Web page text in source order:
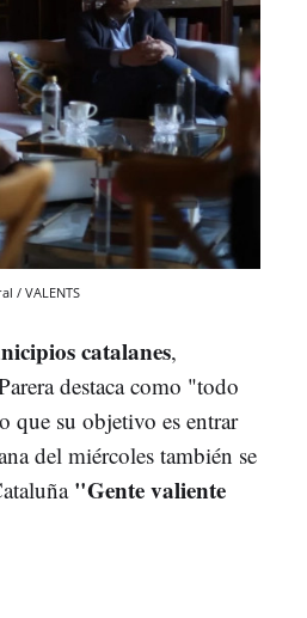
/ VALENTS
catalanes,
destaca como "todo
que su objetivo es entrar
del miércoles también se
"Gente valiente